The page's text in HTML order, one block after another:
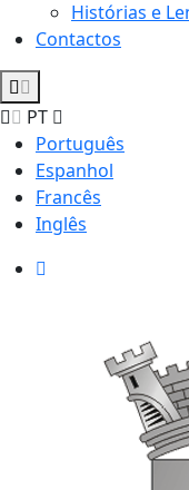
Histórias e
Contactos
PT
Português
Espanhol
Francês
Inglês